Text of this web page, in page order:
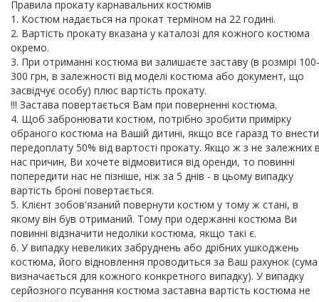
Правила прокату карнавальних костюмів
1. Костюм надається на прокат терміном на 22 годині.
2. Вартість прокату вказана у каталозі для кожного костюма
окремо.
3. При отриманні костюма ви залишаєте заставу (в розмірі 100-
300 грн, в залежності від моделі костюма або документ, що
засвідчує особу) плюс вартість прокату.
!!! Застава повертається Вам при поверненні костюма.
4. Щоб забронювати костюм, потрібно зробити примірку
обраного костюма на Вашій дитині, якщо все гаразд то внести
передоплату 50% від вартості прокату. Якщо ж з не залежних
нас причин, Ви хочете відмовитися від оренди, то повинні
попередити нас не пізніше, ніж за 5 днів - в цьому випадку
вартість броні повертається.
5. Клієнт зобов'язаний повернути костюм у тому ж стані, в
якому він був отриманий. Тому при одержанні костюма Ви
повинні відзначити недоліки костюма, якщо такі є.
6. У випадку невеликих забруднень або дрібних ушкоджень
костюма, його відновлення проводиться за Ваш рахунок (сума
визначається для кожного конкретного випадку). У випадку
серйозного псування костюма заставна вартість костюма не